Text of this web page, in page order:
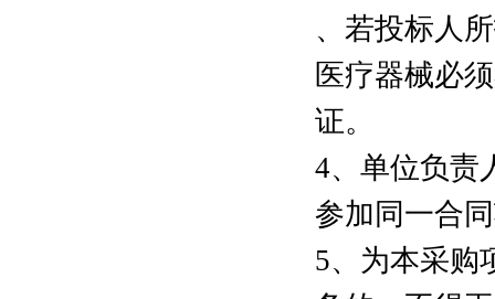
、若投标人
医疗器械必
证。
4、单位负责
参加同一合
5、为本采购